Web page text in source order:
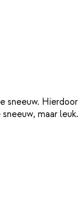
sneeuw. Hierdoor